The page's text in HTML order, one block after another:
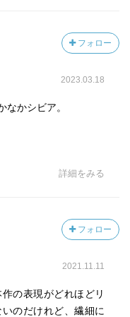
フォロー
2023.03.18
かシビア。
詳細をみる
フォロー
2021.11.11
の表現がどれほどリ
のだけれど、繊細に